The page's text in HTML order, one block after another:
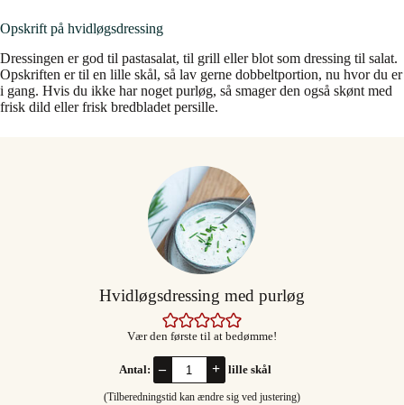
Opskrift på hvidløgsdressing
Dressingen er god til pastasalat, til grill eller blot som dressing til salat.
Opskriften er til en lille skål, så lav gerne dobbeltportion, nu hvor du er
i gang. Hvis du ikke har noget purløg, så smager den også skønt med
frisk dild eller frisk bredbladet persille.
Hvidløgsdressing med purløg
Vær den første til at bedømme!
Antal: – + lille skål
(Tilberedningstid kan ændre sig ved justering)